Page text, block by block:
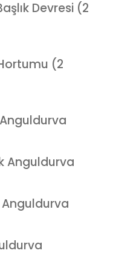
Devresi (2
Hortumu (2
Anguldurva
Anguldurva